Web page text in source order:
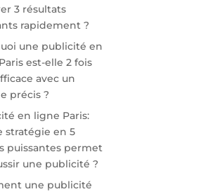
3 résultats
rapidement ?
une publicité en
est-elle 2 fois
avec un
précis ?
en ligne Paris:
stratégie en 5
puissantes permet
une publicité ?
une publicité